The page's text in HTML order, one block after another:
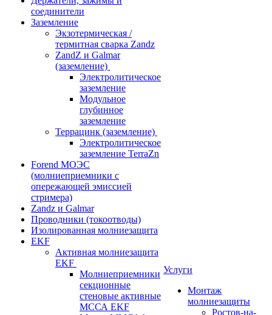
соединители
Заземление
Экзотермическая /
термитная сварка Zandz
ZandZ и Galmar
(заземление)
Электролитическое
заземление
Модульное
глубинное
заземление
Террацинк (заземление)
Электролитическое
заземление TerraZn
Forend МОЭС
(молниеприемники с
опережающей эмиссией
стримера)
Zandz и Galmar
Проводники (токоотводы)
Изолированная молниезащита
EKF
Активная молниезащита
EKF
Молниеприемники
секционные
стеновые активные
МССА EKF
Услуги
Монтаж
молниезащиты
Ростов-на-